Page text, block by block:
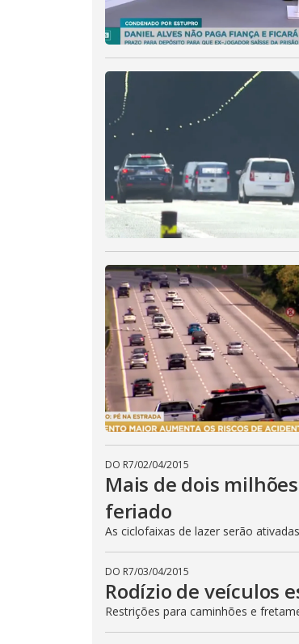
DO R7/02/04/2015
Mais de dois
feriado
As ciclofaixas de lazer serão
DO R7/03/04/2015
Rodízio de veículos
Restrições para caminhões e